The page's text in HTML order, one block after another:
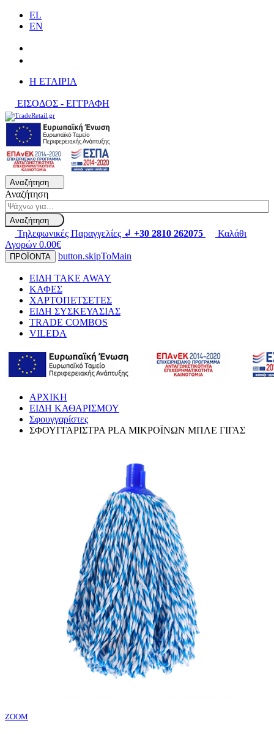
EL
EN
H ΕΤΑΙΡΙΑ
ΕΙΣΟΔΟΣ - ΕΓΓΡΑΦΗ
Αναζήτηση
Αναζήτηση
Αναζήτηση
Τηλεφωνικές Παραγγελίες ↲ +30 2810 262075
Καλάθι
Αγορών 0.00€
ΠΡΟΪΟΝΤΑ button.skipToMain
ΕΙΔΗ TAKE AWAY
ΚΑΦΕΣ
ΧΑΡΤΟΠΕΤΣΕΤΕΣ
ΕΙΔΗ ΣΥΣΚΕΥΑΣΙΑΣ
TRADE COMBOS
VILEDA
ΑΡΧΙΚΗ
ΕΙΔΗ ΚΑΘΑΡΙΣΜΟΥ
Σφουγγαρίστες
ΣΦΟΥΓΓΑΡΙΣΤΡΑ PLA ΜΙΚΡΟΪΝΩΝ ΜΠΛΕ ΓΙΓΑΣ
ZOOM